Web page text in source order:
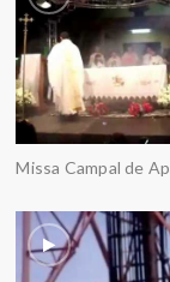
Missa Campal de